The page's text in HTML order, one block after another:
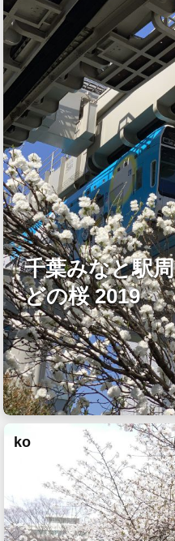
千葉みなと駅
どの桜 2019
ko